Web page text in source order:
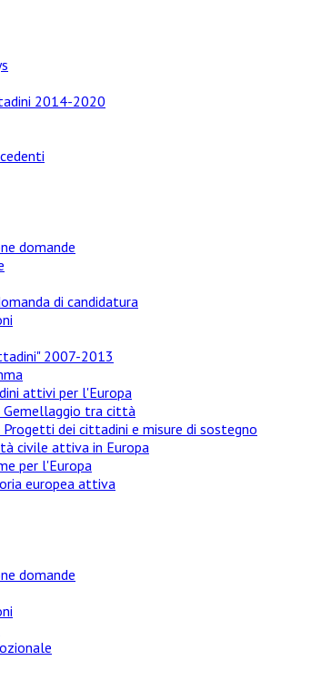
2014-2020
domande
di candidatura
2007-2013
attivi per l'Europa
Gemellaggio tra città
Progetti dei cittadini e misure di sostegno
civile attiva in Europa
per l'Europa
europea attiva
domande